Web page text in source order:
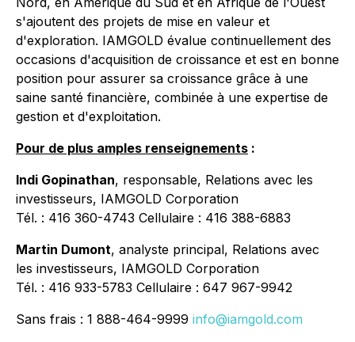
s'ajoutent des projets de mise en valeur et
d'exploration. IAMGOLD évalue continuellement des
occasions d'acquisition de croissance et est en bonne
position pour assurer sa croissance grâce à une
saine santé financière, combinée à une expertise de
gestion et d'exploitation.
Pour de plus amples renseignements :
Indi Gopinathan, responsable, Relations avec les
investisseurs, IAMGOLD Corporation
Tél. : 416 360-4743 Cellulaire : 416 388-6883
Martin Dumont, analyste principal, Relations avec
les investisseurs, IAMGOLD Corporation
Tél. : 416 933-5783 Cellulaire : 647 967-9942
Sans frais : 1 888-464-9999 info@iamgold.com